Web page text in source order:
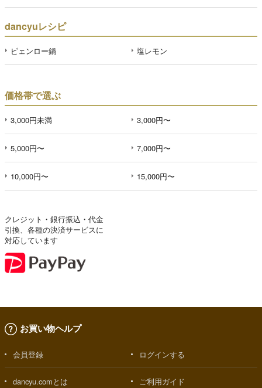
dancyuレシピ
ピェンロー鍋 塩レモン
価格帯で選ぶ
3,000円未満 3,000円〜
5,000円〜 7,000円〜
10,000円〜 15,000円〜
クレジット・銀行振込・代金
引換、各種の決済サービスに
対応しています
お買い物ヘルプ
会員登録 ログインする
dancyu.comとは ご利用ガイド